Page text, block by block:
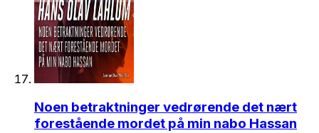
Noen betraktninger vedrørende det nært
forestående mordet på min nabo Hassan